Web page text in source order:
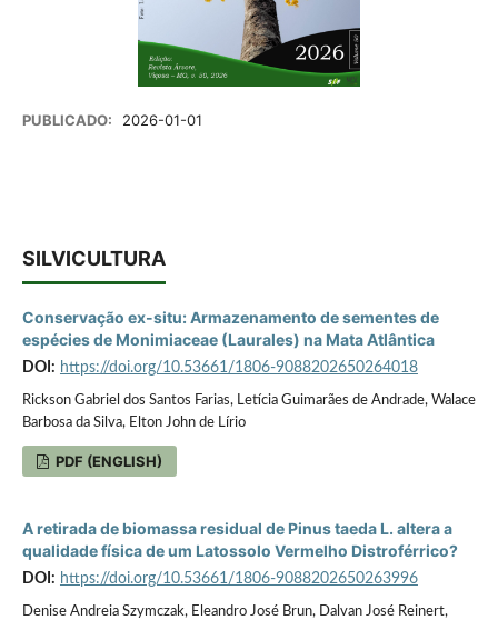
PUBLICADO: 2026-01-01
SILVICULTURA
Conservação ex-situ: Armazenamento de sementes de
espécies de Monimiaceae (Laurales) na Mata Atlântica
DOI: https://doi.org/10.53661/1806-9088202650264018
Rickson Gabriel dos Santos Farias, Letícia Guimarães de Andrade, Walace
Barbosa da Silva, Elton John de Lírio
PDF (ENGLISH)
A retirada de biomassa residual de Pinus taeda L. altera a
qualidade física de um Latossolo Vermelho Distroférrico?
DOI: https://doi.org/10.53661/1806-9088202650263996
Denise Andreia Szymczak, Eleandro José Brun, Dalvan José Reinert,